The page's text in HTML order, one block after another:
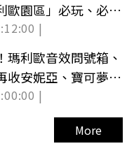
歐園區」必玩、必吃
|
瑪利歐音效問號箱、
收安妮亞、寶可夢50
|
More